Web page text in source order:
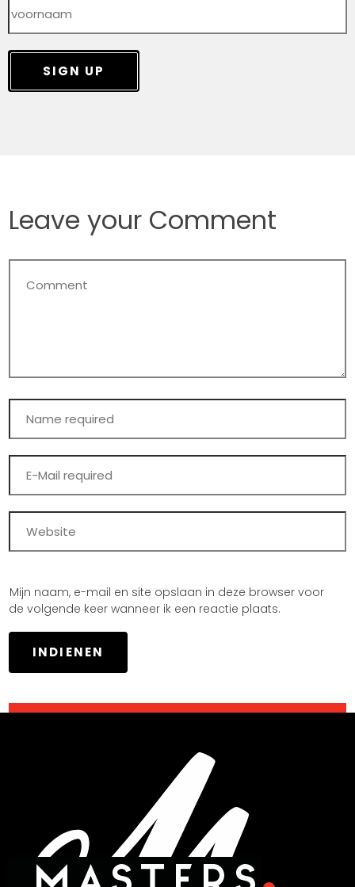
SIGN UP
Leave your Comment
Mijn naam, e-mail en site opslaan in deze browser voor
de volgende keer wanneer ik een reactie plaats.